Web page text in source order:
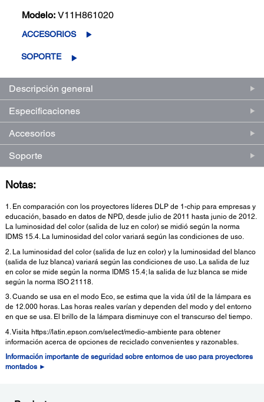
Modelo: V11H861020
ACCESORIOS
SOPORTE
Descripción general
Especificaciones
Accesorios
Soporte
Notas:
1. En comparación con los proyectores líderes DLP de 1-chip para empresas y
educación, basado en datos de NPD, desde julio de 2011 hasta junio de 2012.
La luminosidad del color (salida de luz en color) se midió según la norma
IDMS 15.4. La luminosidad del color variará según las condiciones de uso.
2. La luminosidad del color (salida de luz en color) y la luminosidad del blanco
(salida de luz blanca) variará según las condiciones de uso. La salida de luz
en color se mide según la norma IDMS 15.4; la salida de luz blanca se mide
según la norma ISO 21118.
3. Cuando se usa en el modo Eco, se estima que la vida útil de la lámpara es
de 12.000 horas. Las horas reales varían y dependen del modo y del entorno
en que se usa. El brillo de la lámpara disminuye con el transcurso del tiempo.
4. Visita https://latin.epson.com/select/medio-ambiente para obtener
información acerca de opciones de reciclado convenientes y razonables.
Información importante de seguridad sobre entornos de uso para proyectores
montados ►